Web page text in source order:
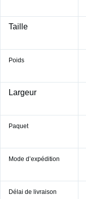
Taille
Poids
Largeur
Paquet
Mode d’expédition
Délai de livraison